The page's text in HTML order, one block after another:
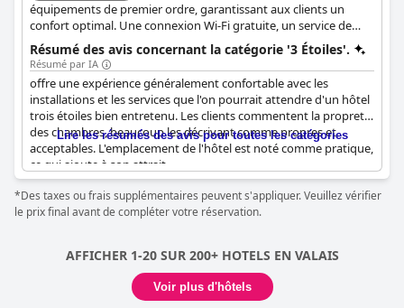
équipements de premier ordre, garantissant aux clients un
confort optimal. Une connexion Wi-Fi gratuite, un service de
taxi, un concierge, une bagagerie et des coffres-forts sont
disponibles.
Résumé des avis concernant la catégorie '3 Étoiles'.
Résumé par IA
offre une expérience généralement confortable avec les
installations et les services que l'on pourrait attendre d'un hôtel
trois étoiles bien entretenu. Les clients commentent la propreté
des chambres, beaucoup les décrivant comme propres et
acceptables. L'emplacement de l'hôtel est noté comme pratique,
ce qui ajoute à son attrait.
Cependant, certains commentaires indiquent que l'état général
des logements ne répond pas entièrement aux normes d'un
et ne correspond pas entièrement à ce que l'on pourrait
attendre d'un hôtel de son calibre supposé. L'âge de l'hôtel est
souligné comme un inconvénient potentiel, signalant qu'il
Lire les résumés des avis pour toutes les catégories
*Des taxes ou frais supplémentaires peuvent s'appliquer. Veuillez vérifier
le prix final avant de compléter votre réservation.
AFFICHER 1-20 SUR 200+ HOTELS EN VALAIS
Voir plus d'hôtels